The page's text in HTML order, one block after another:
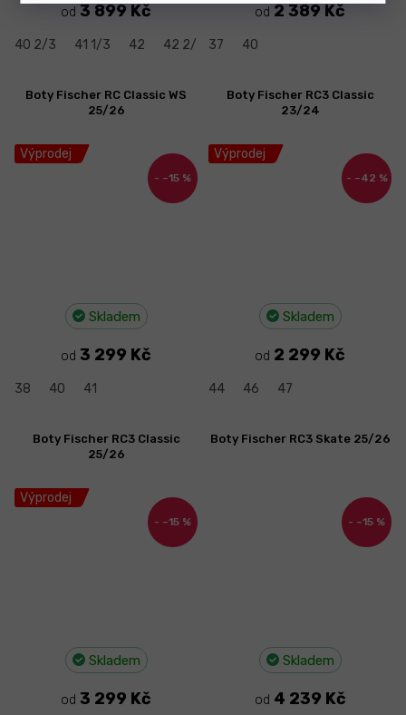
od 3 899 Kč
40 2/3 41 1/3 42 42 2/3 43 1/3
od 2 389 Kč
37 40
Výprodej
–15 %
Boty Fischer RC Classic WS
25/26
Skladem
od 3 299 Kč
38 40 41
Výprodej
–42 %
Boty Fischer RC3 Classic
23/24
Skladem
od 2 299 Kč
44 46 47
Výprodej
–15 %
Boty Fischer RC3 Classic
25/26
Skladem
od 3 299 Kč
–15 %
Boty Fischer RC3 Skate 25/26
Skladem
od 4 239 Kč